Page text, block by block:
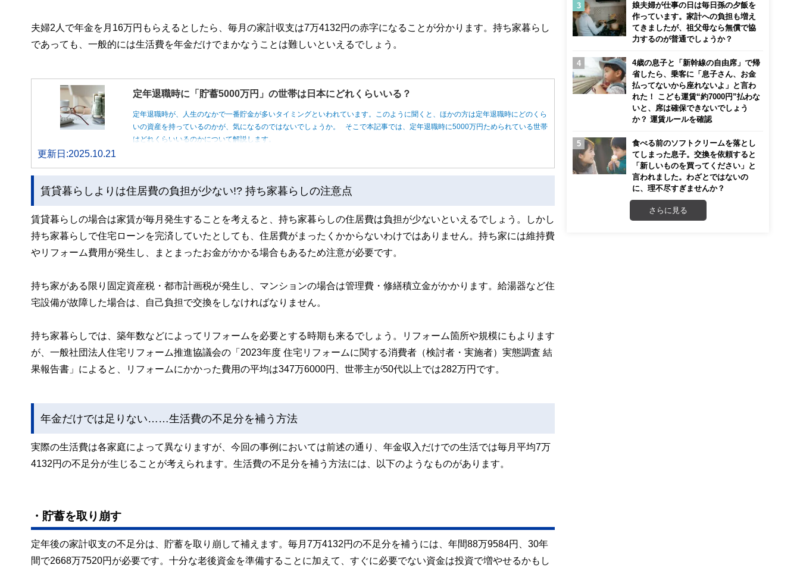
夫婦2人で年金を月16万円もらえるとしたら、毎月の家計収支は7万4132円の赤字になることが分かります。持ち家暮らし
であっても、一般的には生活費を年金だけでまかなうことは難しいといえるでしょう。
定年退職時に「貯蓄5000万円」の世帯は日本にどれくらいいる？
定年退職時が、人生のなかで一番貯金が多いタイミングといわれています。このように聞くと、ほかの方は定年退職時にどのくら
いの資産を持っているのかが、気になるのではないでしょうか。 そこで本記事では、定年退職時に5000万円ためられている世帯
はどれくらいいるのかについて解説します。
更新日:2025.10.21
賃貸暮らしよりは住居費の負担が少ない!? 持ち家暮らしの注意点
賃貸暮らしの場合は家賃が毎月発生することを考えると、持ち家暮らしの住居費は負担が少ないといえるでしょう。しかし
持ち家暮らしで住宅ローンを完済していたとしても、住居費がまったくかからないわけではありません。持ち家には維持費
やリフォーム費用が発生し、まとまったお金がかかる場合もあるため注意が必要です。
持ち家がある限り固定資産税・都市計画税が発生し、マンションの場合は管理費・修繕積立金がかかります。給湯器など住
宅設備が故障した場合は、自己負担で交換をしなければなりません。
持ち家暮らしでは、築年数などによってリフォームを必要とする時期も来るでしょう。リフォーム箇所や規模にもよります
が、一般社団法人住宅リフォーム推進協議会の「2023年度 住宅リフォームに関する消費者（検討者・実施者）実態調査 結
果報告書」によると、リフォームにかかった費用の平均は347万6000円、世帯主が50代以上では282万円です。
年金だけでは足りない……生活費の不足分を補う方法
実際の生活費は各家庭によって異なりますが、今回の事例においては前述の通り、年金収入だけでの生活では毎月平均7万
4132円の不足分が生じることが考えられます。生活費の不足分を補う方法には、以下のようなものがあります。
・貯蓄を取り崩す
定年後の家計収支の不足分は、貯蓄を取り崩して補えます。毎月7万4132円の不足分を補うには、年間88万9584円、30年
間で2668万7520円が必要です。十分な老後資金を準備することに加えて、すぐに必要でない資金は投資で増やせるかもし
娘夫婦が仕事の日は毎日孫の夕飯を
作っています。家計への負担も増え
てきましたが、祖父母なら無償で協
力するのが普通でしょうか？
4歳の息子と「新幹線の自由席」で帰
省したら、乗客に「息子さん、お金
払ってないから座れないよ」と言わ
れた！ こども運賃“約7000円”払わな
いと、席は確保できないでしょう
か？ 運賃ルールを確認
食べる前のソフトクリームを落とし
てしまった息子。交換を依頼すると
「新しいものを買ってください」と
言われました。わざとではないの
に、理不尽すぎませんか？
さらに見る